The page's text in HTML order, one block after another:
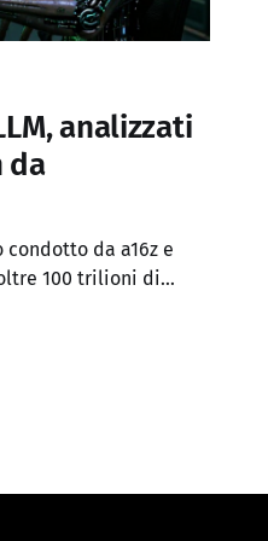
analizzati
da
da a16z e
100 trilioni di
mai realizzata